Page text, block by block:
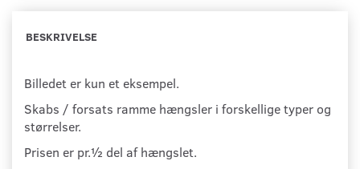
BESKRIVELSE
Billedet er kun et eksempel.
Skabs / forsats ramme hængsler i forskellige typer og
størrelser.
Prisen er pr.½ del af hængslet.